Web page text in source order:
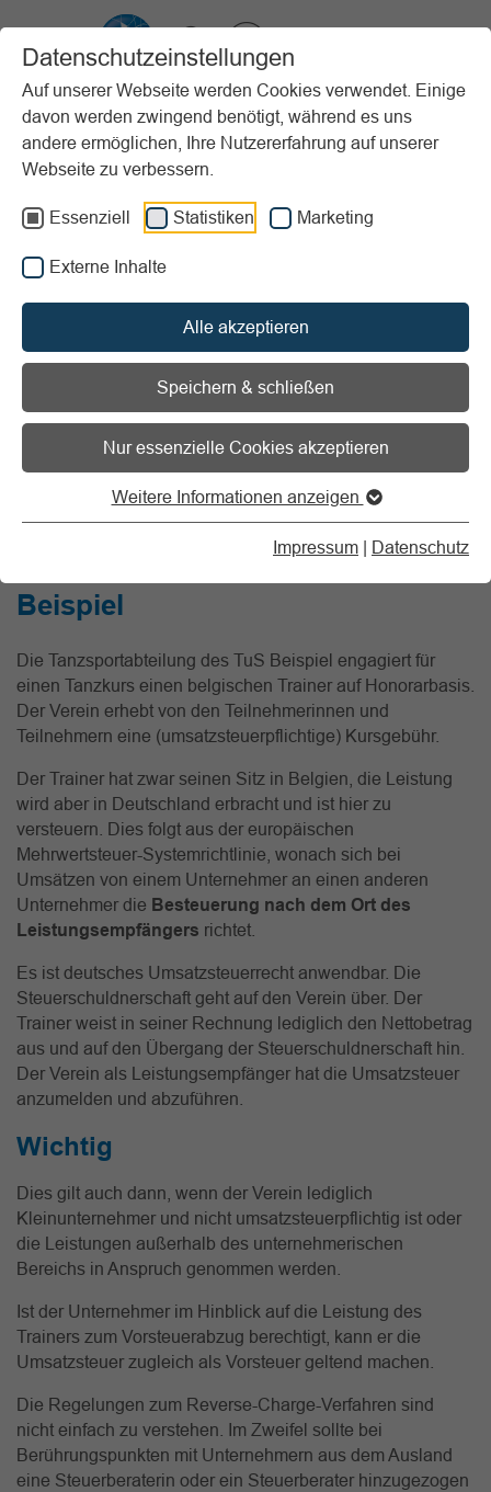
Datenschutzeinstellungen
Auf unserer Webseite werden Cookies verwendet. Einige
davon werden zwingend benötigt, während es uns
andere ermöglichen, Ihre Nutzererfahrung auf unserer
Webseite zu verbessern.
Essenziell Statistiken Marketing
Externe Inhalte
Alle akzeptieren
Speichern & schließen
Nur essenzielle Cookies akzeptieren
Weitere Informationen anzeigen
Impressum | Datenschutz
Startseite Vereinsmanagement
Steuern & Finanzen
Körperschaft-, Gewerbe- und Umsatzsteuer
Sonderfälle
Der Leistungsempfänger als Steuerschuldner
Informationen zum Readspeaker öffnen
Der Leistungsempfänger als
Steuerschuldner
Grundsätzlich schuldet der leistende Unternehmer die
Umsatzsteuer und stellt diese dem Leistungsempfänger in
Rechnung. Bei bestimmten Umsätzen geht diese Pflicht
bei grenzüberschreitenden Dienstleistungen der Fall sein.
Beispiel
Die Tanzsportabteilung des TuS Beispiel engagiert für
einen Tanzkurs einen belgischen Trainer auf Honorarbasis.
Der Verein erhebt von den Teilnehmerinnen und
Teilnehmern eine (umsatzsteuerpflichtige) Kursgebühr.
Der Trainer hat zwar seinen Sitz in Belgien, die Leistung
wird aber in Deutschland erbracht und ist hier zu
versteuern. Dies folgt aus der europäischen
Mehrwertsteuer-Systemrichtlinie, wonach sich bei
Umsätzen von einem Unternehmer an einen anderen
Unternehmer die Besteuerung nach dem Ort des
Leistungsempfängers richtet.
Es ist deutsches Umsatzsteuerrecht anwendbar. Die
Steuerschuldnerschaft geht auf den Verein über. Der
Trainer weist in seiner Rechnung lediglich den Nettobetrag
aus und auf den Übergang der Steuerschuldnerschaft hin.
Der Verein als Leistungsempfänger hat die Umsatzsteuer
anzumelden und abzuführen.
Wichtig
Dies gilt auch dann, wenn der Verein lediglich
Kleinunternehmer und nicht umsatzsteuerpflichtig ist oder
die Leistungen außerhalb des unternehmerischen
Bereichs in Anspruch genommen werden.
Ist der Unternehmer im Hinblick auf die Leistung des
Trainers zum Vorsteuerabzug berechtigt, kann er die
Umsatzsteuer zugleich als Vorsteuer geltend machen.
Die Regelungen zum Reverse-Charge-Verfahren sind
nicht einfach zu verstehen. Im Zweifel sollte bei
Berührungspunkten mit Unternehmern aus dem Ausland
eine Steuerberaterin oder ein Steuerberater hinzugezogen